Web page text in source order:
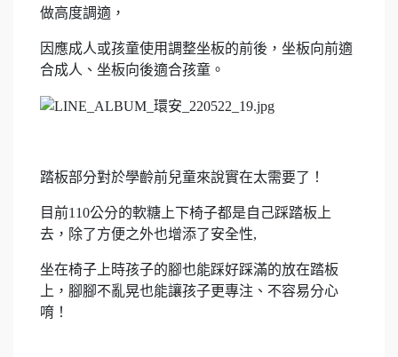
做高度調適，
因應成人或孩童使用調整坐板的前後，坐板向前適
合成人、坐板向後適合孩童。
踏板部分對於學齡前兒童來說實在太需要了！
目前110公分的軟糖上下椅子都是自己踩踏板上
去，除了方便之外也增添了安全性,
坐在椅子上時孩子的腳也能踩好踩滿的放在踏板
上，腳腳不亂晃也能讓孩子更專注、不容易分心
唷！